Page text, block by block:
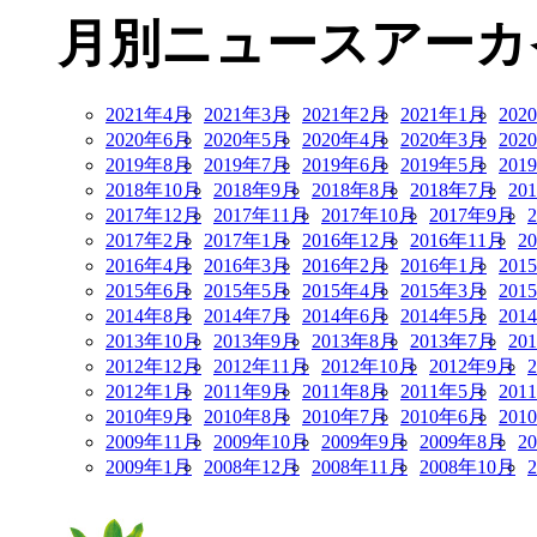
月別ニュースアー
2021年4月 2021年3月 2021年2月 2021年1月
2020年6月
2020年5月 2020年4月 2020年3月
2019年8月
2019年7月 2019年6月 2019年5月
2018年10月
2018年9月 2018年8月 2018年7月
2017年12月
2017年11月 2017年10月 2017年9月
2017年2月
2017年1月 2016年12月 2016年11月
2016年4月
2016年3月 2016年2月 2016年1月
2015年6月
2015年5月 2015年4月 2015年3月
2014年8月
2014年7月 2014年6月 2014年5月
2013年10月
2013年9月 2013年8月 2013年7月
2012年12月
2012年11月 2012年10月 2012年9月
2012年1月
2011年9月 2011年8月 2011年5月
2010年9月
2010年8月 2010年7月 2010年6月
2009年11月
2009年10月 2009年9月 2009年8月
2009年1月
2008年12月 2008年11月 2008年10月